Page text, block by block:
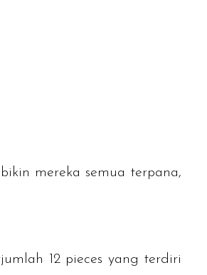
mereka semua terpana,
12 pieces yang terdiri